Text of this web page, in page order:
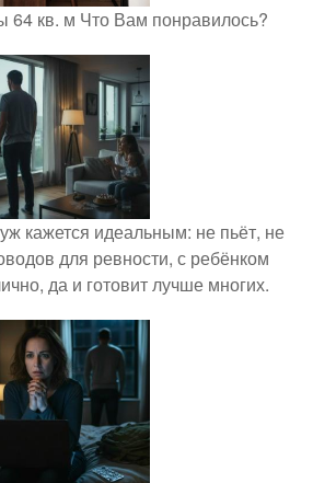
64 кв. м Что Вам понравилось?
кажется идеальным: не пьёт, не
для ревности, с ребёнком
да и готовит лучше многих.